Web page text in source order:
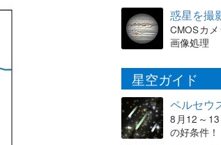
惑星を撮
CMOSカ
画像処理
星空ガイド
ペルセウ
8月12～
の好条件！